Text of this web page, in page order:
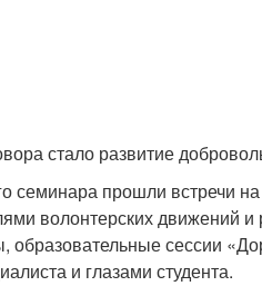
стало развитие
семинара прошли встречи
волонтерских
образовательные сессии
и глазами студента.